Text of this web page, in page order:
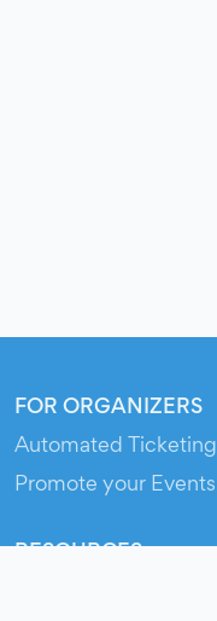
FOR ORGANIZERS
Automated Ticketing
Promote your Events
RESOURCES